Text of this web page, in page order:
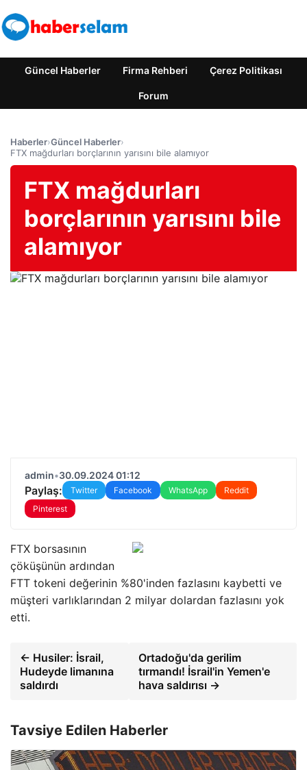
Güncel Haberler Firma Rehberi Çerez Politikası
Forum
Haberler›Güncel Haberler›
FTX mağdurları borçlarının yarısını bile alamıyor
FTX mağdurları
borçlarının yarısını bile
alamıyor
admin•30.09.2024 01:12
Paylaş: Twitter Facebook WhatsApp
Reddit
Pinterest
FTX borsasının
çöküşünün ardından
FTT tokeni değerinin %80'inden fazlasını kaybetti ve
müşteri varlıklarından 2 milyar dolardan fazlasını yok
etti.
← Husiler: İsrail,
Hudeyde limanına
saldırdı
Ortadoğu'da gerilim
tırmandı! İsrail'in Yemen'e
hava saldırısı →
Tavsiye Edilen Haberler